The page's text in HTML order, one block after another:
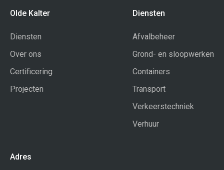
Olde Kalter
Diensten
Over ons
Certificering
Projecten
Diensten
Afvalbeheer
Grond- en sloopwerken
Containers
Transport
Verkeerstechniek
Verhuur
Adres